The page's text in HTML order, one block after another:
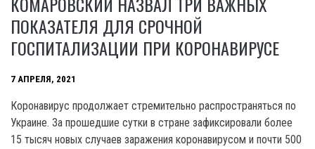
ПОКАЗАТЕЛЯ ДЛЯ СРОЧНОЙ
ГОСПИТАЛИЗАЦИИ ПРИ КОРОНАВИРУСЕ
7 АПРЕЛЯ, 2021
Коронавирус продолжает стремительно распространяться по
Украине. За прошедшие сутки в стране зафиксировали более
15 тысяч новых случаев заражения коронавирусом и почти 500